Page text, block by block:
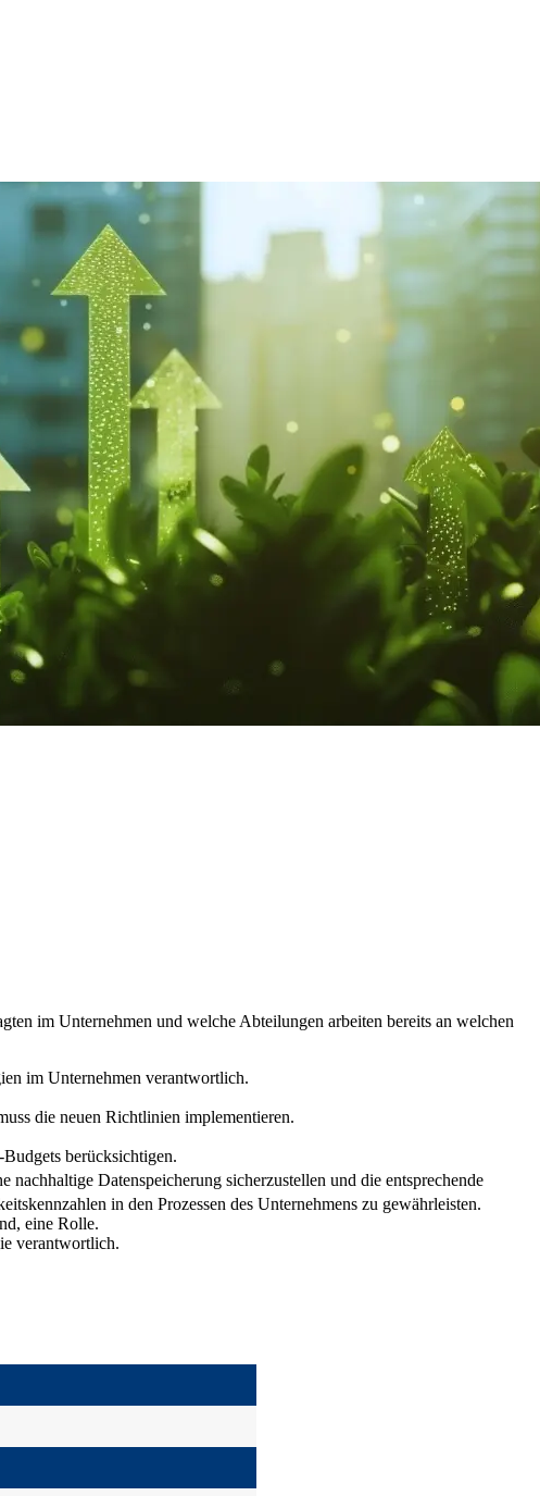
im Unternehmen und welche Abteilungen arbeiten bereits an welchen
im Unternehmen verantwortlich.
die neuen Richtlinien implementieren.
-Budgets berücksichtigen.
nachhaltige Datenspeicherung sicherzustellen und die entsprechende
in den Prozessen des Unternehmens zu gewährleisten.
eine Rolle.
verantwortlich.